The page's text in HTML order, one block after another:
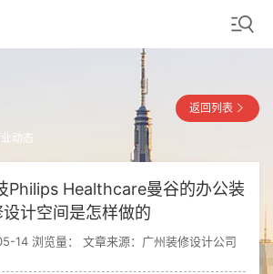
动态
返回列表
Philips Healthcare曼谷的办公装
设计空间是怎样做的
14 浏览量： 文章来源：广州装修设计公司